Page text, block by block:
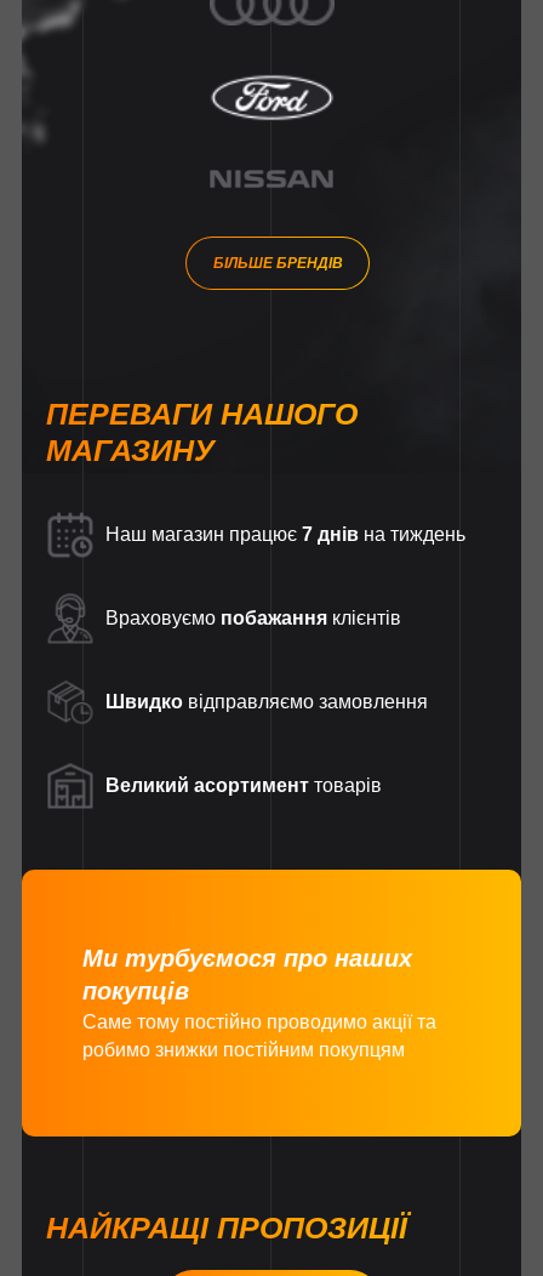
БІЛЬШЕ БРЕНДІВ
ПЕРЕВАГИ НАШОГО
МАГАЗИНУ
Наш магазин працює 7 днів на тиждень
Враховуємо побажання клієнтів
Швидко відправляємо замовлення
Великий асортимент товарів
Ми турбуємося про наших
покупців
Саме тому постійно проводимо акції та
робимо знижки постійним покупцям
НАЙКРАЩІ ПРОПОЗИЦІЇ